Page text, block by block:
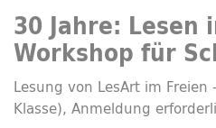
30 Jahre: Lesen
Workshop für
Lesung von LesArt im Freien
Klasse), Anmeldung